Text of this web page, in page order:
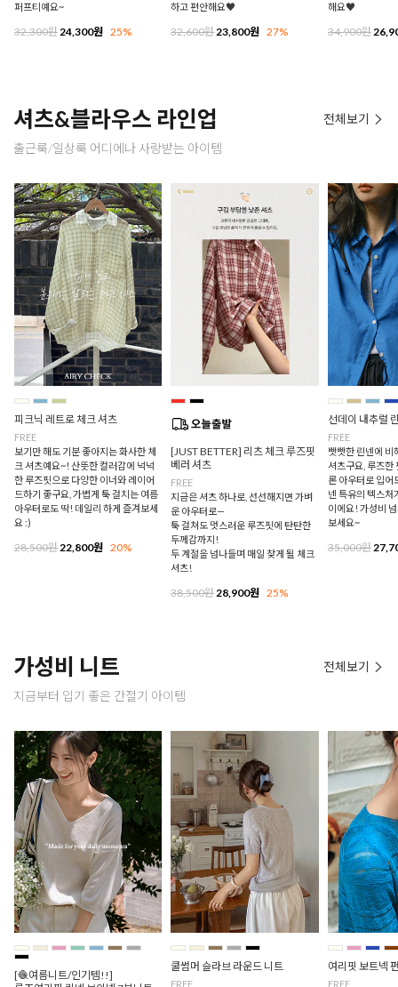
퍼프티예요~
32,300원24,300원 25%
하고 편안해요♥
32,600원23,800원 27%
해요♥
34,900원
셔츠&블라우스 라인업
출근룩/일상룩 어디에나 사랑받는 아이템
전체보기
피크닉 레트로 체크 셔츠
FREE
보기만 해도 기분 좋아지는 화사한 체
크 셔츠예요~! 산뜻한 컬러감에 넉넉
한 루즈핏으로 다양한 이너와 레이어
드하기 좋구요, 가볍게 툭 걸치는 여름
아우터로도 딱! 데일리 하게 즐겨보세
요 :)
28,500원 22,800원 20%
[JUST BETTER] 리츠 체크 루즈핏
베러 셔츠
FREE
지금은 셔츠 하나로, 선선해지면 가벼
운 아우터로—
툭 걸쳐도 멋스러운 루즈핏에 탄탄한
두께감까지!
두 계절을 넘나들며 매일 찾게 될 체크
셔츠!
38,500원28,900원 25%
선데이 내추럴
FREE
빳빳한 린넨에 비
셔츠구요, 루즈한
론 아우터로 입어
넨 특유의 텍스처
이에요! 가성비
보세요~
35,000원
가성비 니트
지금부터 입기 좋은 간절기 아이템
전체보기
[🧶여름니트/인기템!!]
쿨썸머 슬라브 라운드 니트
FREE
여리핏 보트넥
FREE